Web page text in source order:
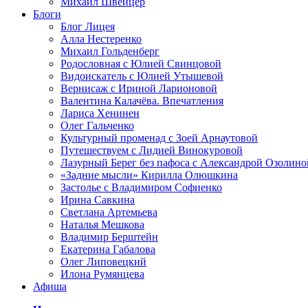
Блоги
Блог Лицея
Алла Нестеренко
Михаил Гольденберг
Родословная с Юлией Свинцовой
Видоискатель с Юлией Утышевой
Вернисаж с Ириной Ларионовой
Валентина Калачёва. Впечатления
Лариса Хенинен
Олег Гальченко
Культурный променад с Зоей Арнаутовой
Путешествуем с Лидией Винокуровой
Лазурный Берег без пафоса с Александрой
«Задние мысли» Кирилла Олюшкина
Застолье с Владимиром Софиенко
Ирина Савкина
Светлана Артемьева
Наталья Мешкова
Владимир Берштейн
Екатерина Габалова
Олег Липовецкий
Илона Румянцева
Афиша